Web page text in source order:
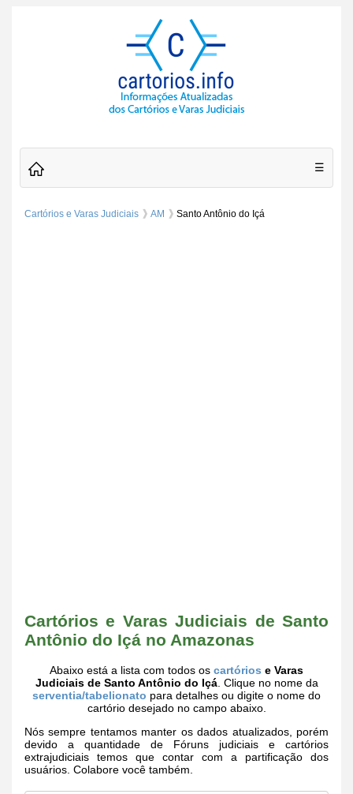
☰
Cartórios e Varas Judiciais AM Santo Antônio do Içá
Cartórios e Varas Judiciais de Santo
Antônio do Içá no Amazonas
Abaixo está a lista com todos os cartórios e Varas
Judiciais de Santo Antônio do Içá. Clique no nome da
serventia/tabelionato para detalhes ou digite o nome do
cartório desejado no campo abaixo.
Nós sempre tentamos manter os dados atualizados, porém
devido a quantidade de Fóruns judiciais e cartórios
extrajudiciais temos que contar com a partificação dos
usuários. Colabore você também.